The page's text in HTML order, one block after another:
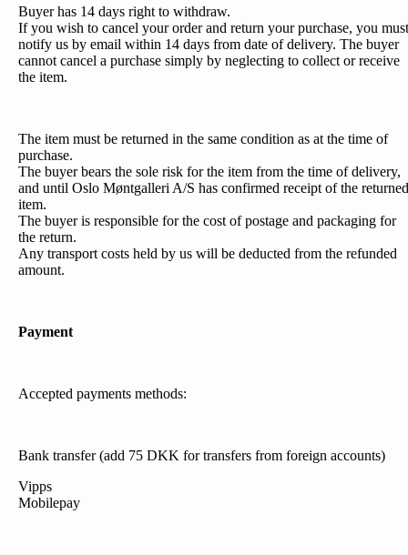
Buyer has 14 days right to withdraw.
If you wish to cancel your order and return your purchase, you must
notify us by email within 14 days from date of delivery. The buyer
cannot cancel a purchase simply by neglecting to collect or receive
the item.
The item must be returned in the same condition as at the time of
purchase.
The buyer bears the sole risk for the item from the time of delivery,
and until Oslo Møntgalleri A/S has confirmed receipt of the returned
item.
The buyer is responsible for the cost of postage and packaging for
the return.
Any transport costs held by us will be deducted from the refunded
amount.
Payment
Accepted payments methods:
Bank transfer (add 75 DKK for transfers from foreign accounts)
Vipps
Mobilepay